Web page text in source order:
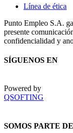
Línea de ética
Punto Empleo S.A.
presente
confidencialidad y
SÍGUENOS EN
Powered by
QSOFTING
SOMOS PARTE